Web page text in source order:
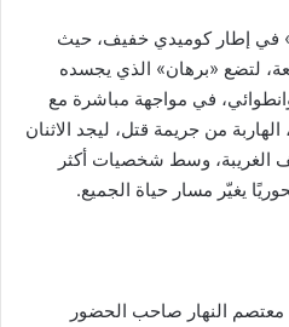
إطار كوميدي خفيف، حيث
لتضع «برهان» الذي يجسده
في مواجهة مباشرة مع
من جريمة قتل، ليجد الاثنان
الغريبة، وسط شخصيات أكثر
يغيّر مسار حياة الجميع.
معتصم النهار صاحب الحضور